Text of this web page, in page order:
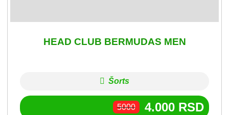
HEAD CLUB BERMUDAS MEN
Šorts
5000 4.000 RSD